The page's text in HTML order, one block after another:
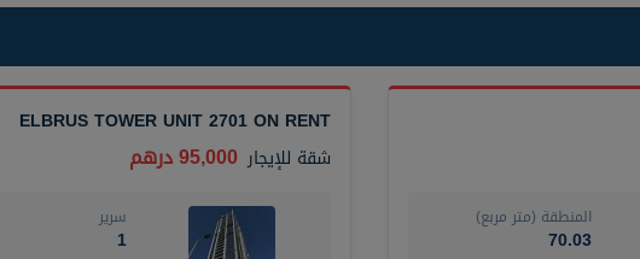
المنطقة (متر مربع)
70.03
ELBRUS TOWER UNIT 2701 ON RENT
شقة للإيجار 95,000 درهم
سرير
1